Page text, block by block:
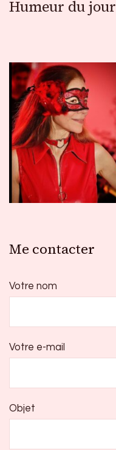
Humeur du jour
Me contacter
Votre nom
Votre e-mail
Objet